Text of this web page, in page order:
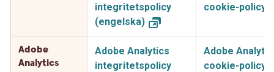
integritetspolicy
(engelska)
cookie-policy
Adobe
Analytics
Adobe Analytics
integritetspolicy
Adobe
cookie-policy